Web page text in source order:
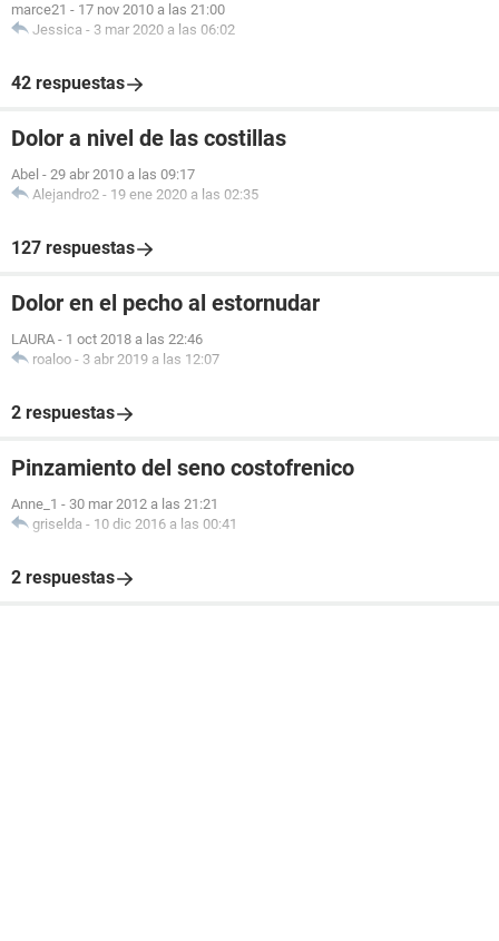
marce21 - 17 nov 2010 a las 21:00
Jessica - 3 mar 2020 a las 06:02
42 respuestas
Dolor a nivel de las costillas
Abel - 29 abr 2010 a las 09:17
Alejandro2 - 19 ene 2020 a las 02:35
127 respuestas
Dolor en el pecho al estornudar
LAURA - 1 oct 2018 a las 22:46
roaloo - 3 abr 2019 a las 12:07
2 respuestas
Pinzamiento del seno costofrenico
Anne_1 - 30 mar 2012 a las 21:21
griselda - 10 dic 2016 a las 00:41
2 respuestas